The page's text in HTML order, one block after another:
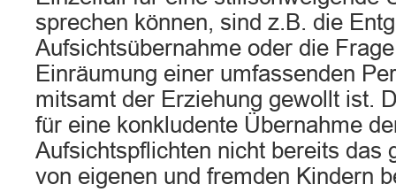
sprechen können, sind z.B. die
Aufsichtsübernahme oder die
Einräumung einer umfassenden
mitsamt der Erziehung gewollt ist.
für eine konkludente Übernahme
Aufsichtspflichten nicht bereits das
von eigenen und fremden Kindern